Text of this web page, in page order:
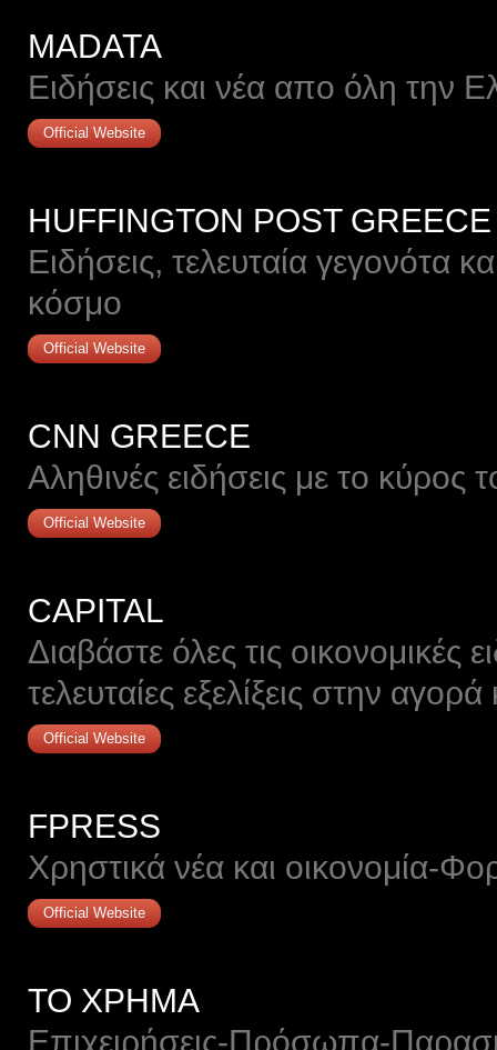
MADATA
Ειδήσεις και νέα απο όλη την
Official Website
HUFFINGTON POST GREECE
Ειδήσεις, τελευταία γεγονότα
κόσμο
Official Website
CNN GREECE
Αληθινές ειδήσεις με το κύρος
Official Website
CAPITAL
Διαβάστε όλες τις οικονομικές
τελευταίες εξελίξεις στην
Official Website
FPRESS
Χρηστικά νέα και οικονομία-
Official Website
ΤΟ ΧΡΗΜΑ
Επιχειρήσεις-Πρόσωπα-